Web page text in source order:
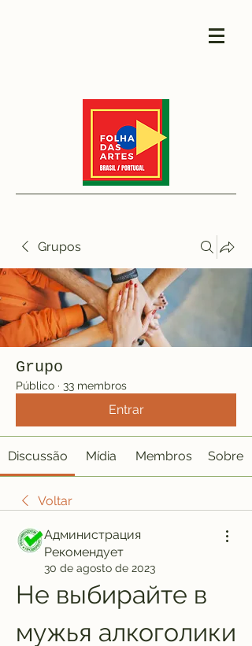
Grupos
Grupo
Público · 33 membros
Entrar
Discussão Mídia Membros Sobre
Voltar
Администрация
Рекомендует
30 de agosto de 2023
Не выбирайте в
мужья алкоголики